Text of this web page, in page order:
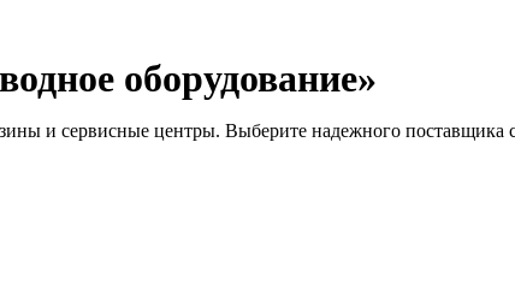
оборудование»
и сервисные центры. Выберите надежного поставщика